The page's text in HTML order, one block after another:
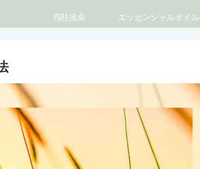
四柱推命 エッセンシャルオイル